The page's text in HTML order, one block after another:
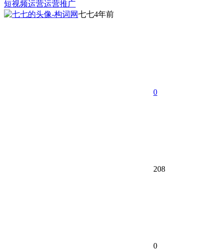
短视频运营运营推广
七七4年前
0
208
0